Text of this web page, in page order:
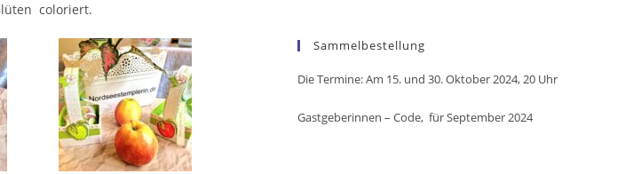
coloriert.
Sammelbestellung
Die Termine: Am 15. und 30. Oktober 2024, 20 Uhr
Gastgeberinnen – Code, für September 2024